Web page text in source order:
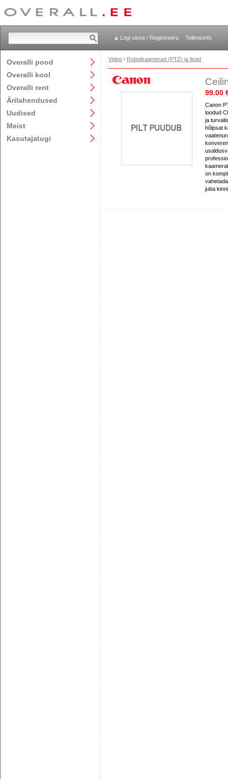
Logi sisse / Registreeru Tellimisinfo
Overalli pood
Overalli kool
Overalli rent
Ärilahendused
Uudised
Meist
Kasutajatugi
Video / Robotkaamerad (PTZ) ja lisad
99.00
Canon
loodud
ja
hõlpsat
on
juba